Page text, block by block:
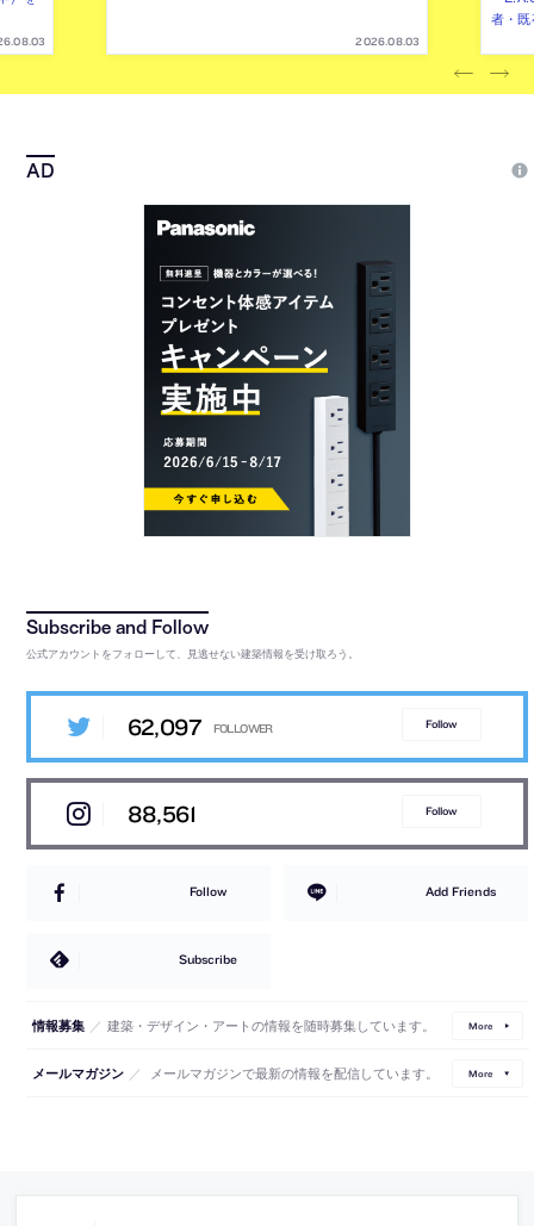
2026.08.03
者・
公式アカウントをフォローして、見逃せない建築情報を受け取ろう。
62,097 Follow
88,561 Follow
Follow Add Friends
Subscribe
情報募集 ／ 建築・デザイン・アートの情報を随時募集しています。 More
メールマガジン ／ メールマガジンで最新の情報を配信しています。 More